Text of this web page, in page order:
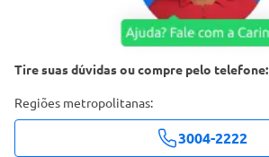
Tire suas dúvidas ou compre pelo telefone:
Regiões metropolitanas:
3004-2222